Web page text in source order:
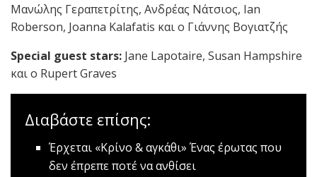
Μανώλης Γεραπετρίτης, Ανδρέας Νάτσιος, Ian
Roberson, Joanna Kalafatis και ο Γιάννης Βογιατζής
Special guest stars: Jane Lapotaire, Susan Hampshire
και ο Rupert Graves
Διαβάστε επίσης:
Έρχεται «Κρίνο & αγκάθι» Ένας έρωτας που
δεν έπρεπε ποτέ να ανθίσει